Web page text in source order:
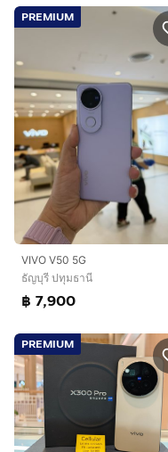
PREMIUM
VIVO V50 5G
ธัญบุรี ปทุมธานี
฿ 7,900
PREMIUM